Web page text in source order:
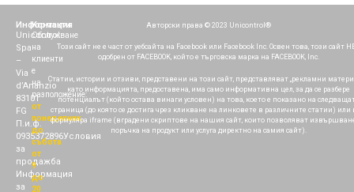
Информация
Unicontrol
Spa
–
Via
d’Ananzio
83101
FG
П.и.ф.
0935372896Условия
за
продажба
Информация
за
Контакти
Обслужване
на
клиенти
е
на
разположение:
от
понеделник
до
събота
от
9
до
20
Авторски права © 2023 Unicontrol®
Този сайт не е част от уебсайта на Facebook или Facebook Inc. Освен това, този сайт
одобрен от FACEBOOK, който е търговска марка на FACEBOOK, Inc.
Статии, истории и отзиви, представени на този сайт, представляват „рекламни
като информацията, предоставена, има само информативна цел, за да се разбере
потенциалът (който остава винаги условен) на това, което е показано на
страница (до която се достига чрез кликване на линковете в различните статии) или
формуляра iframe (вградени скриптове на нашия сайт, които позволяват
поръчка на продукт или услуга директно на самия сайт).